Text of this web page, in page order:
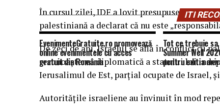
​În cursul zilei, IDF a lovit presupuse ținte
palestiniană a declarat că nu este
De zeci de ani, Israelul se află în conflict cu
recunoașterea diplomatică a statului lor
Ierusalimul de Est, parțial ocupate de Israel, și
Autoritățile israeliene au învinuit în mod
ITI
EvenimenteGratuite.ro promovează
online evenimentele cu acces
gratuit din România
Tot ce trebuie
Summer Well
pentru editia